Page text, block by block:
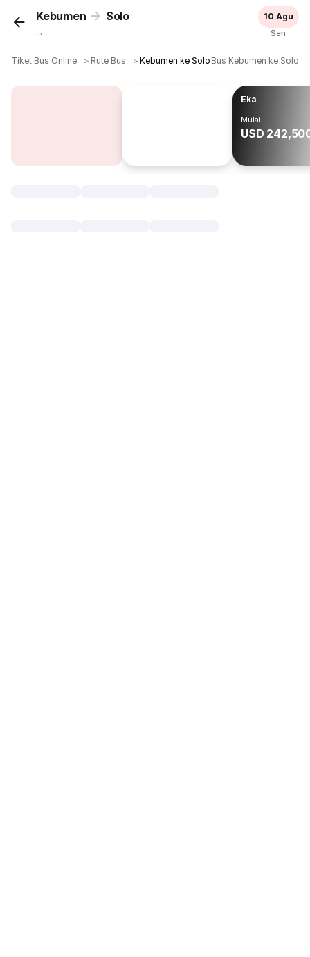
Kebumen Solo
...
10 Agu
Sen
Tiket Bus Online ＞ Rute Bus ＞Kebumen ke Solo Bus Kebumen ke Solo
Eka
Mulai
USD